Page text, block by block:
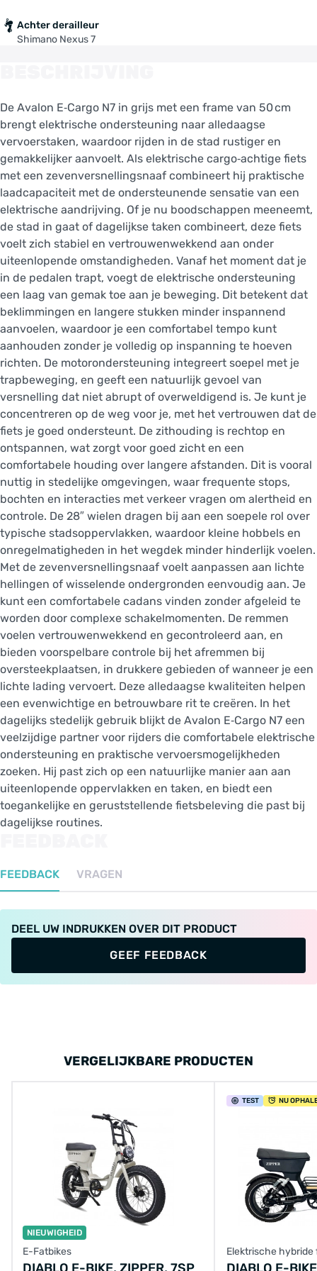
Achter derailleur
Shimano Nexus 7
De Avalon E‑Cargo N7 in grijs met een frame van 50 cm
brengt elektrische ondersteuning naar alledaagse
vervoerstaken, waardoor rijden in de stad rustiger en
gemakkelijker aanvoelt. Als elektrische cargo‑achtige fiets
met een zevenversnellingsnaaf combineert hij praktische
laadcapaciteit met de ondersteunende sensatie van een
elektrische aandrijving. Of je nu boodschappen meeneemt,
de stad in gaat of dagelijkse taken combineert, deze fiets
voelt zich stabiel en vertrouwenwekkend aan onder
uiteenlopende omstandigheden. Vanaf het moment dat je
in de pedalen trapt, voegt de elektrische ondersteuning
een laag van gemak toe aan je beweging. Dit betekent dat
beklimmingen en langere stukken minder inspannend
aanvoelen, waardoor je een comfortabel tempo kunt
aanhouden zonder je volledig op inspanning te hoeven
richten. De motorondersteuning integreert soepel met je
trapbeweging, en geeft een natuurlijk gevoel van
versnelling dat niet abrupt of overweldigend is. Je kunt je
concentreren op de weg voor je, met het vertrouwen dat de
fiets je goed ondersteunt. De zithouding is rechtop en
ontspannen, wat zorgt voor goed zicht en een
comfortabele houding over langere afstanden. Dit is vooral
nuttig in stedelijke omgevingen, waar frequente stops,
bochten en interacties met verkeer vragen om alertheid en
controle. De 28″ wielen dragen bij aan een soepele rol over
typische stadsoppervlakken, waardoor kleine hobbels en
onregelmatigheden in het wegdek minder hinderlijk voelen.
Met de zevenversnellingsnaaf voelt aanpassen aan lichte
hellingen of wisselende ondergronden eenvoudig aan. Je
kunt een comfortabele cadans vinden zonder afgeleid te
worden door complexe schakelmomenten. De remmen
voelen vertrouwenwekkend en gecontroleerd aan, en
bieden voorspelbare controle bij het afremmen bij
oversteekplaatsen, in drukkere gebieden of wanneer je een
lichte lading vervoert. Deze alledaagse kwaliteiten helpen
een evenwichtige en betrouwbare rit te creëren. In het
dagelijks stedelijk gebruik blijkt de Avalon E‑Cargo N7 een
veelzijdige partner voor rijders die comfortabele elektrische
ondersteuning en praktische vervoersmogelijkheden
zoeken. Hij past zich op een natuurlijke manier aan aan
uiteenlopende oppervlakken en taken, en biedt een
toegankelijke en geruststellende fietsbeleving die past bij
dagelijkse routines.
FEEDBACK VRAGEN
DEEL UW INDRUKKEN OVER DIT PRODUCT
GEEF FEEDBACK
VERGELIJKBARE PRODUCTEN
NIEUWIGHEID
E-Fatbikes
TEST NU
Elektrische hybride